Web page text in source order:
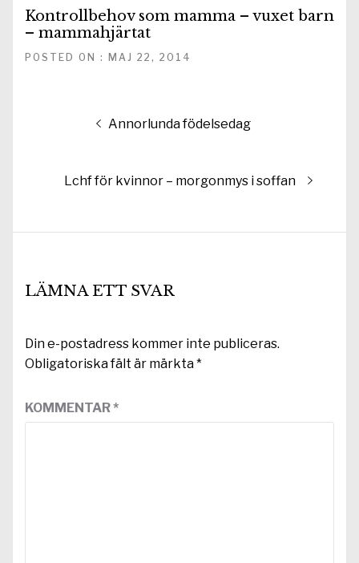
Kontrollbehov som mamma – vuxet barn
– mammahjärtat
POSTED ON : MAJ 22, 2014
Inläggsnavigering
Föregående
Annorlunda födelsedag
Nästa
Lchf för kvinnor – morgonmys i soffan
LÄMNA ETT SVAR
Din e-postadress kommer inte publiceras.
Obligatoriska fält är märkta*
KOMMENTAR*